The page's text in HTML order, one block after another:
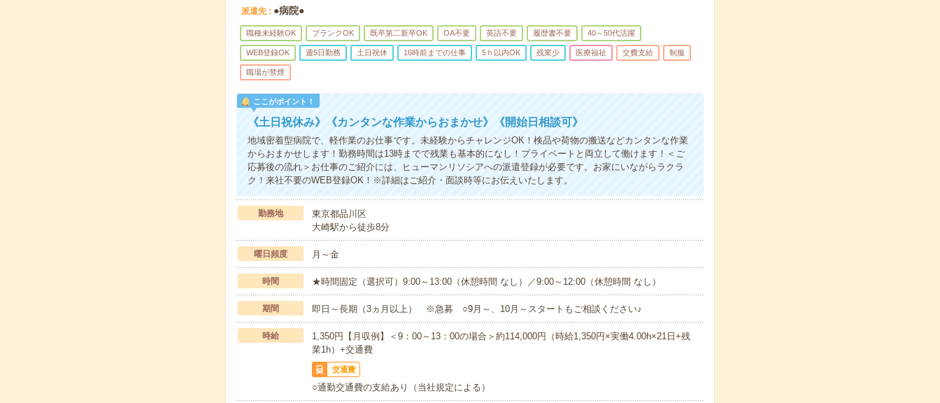
派遣先 ●病院●
職種未経験OK ブランクOK 既卒第二新卒OK OA不要 英語不要 履歴書不要 40～50代活躍
WEB登録OK 週5日勤務 土日祝休 16時前までの仕事 5ｈ以内OK 残業少 医療福祉 交費支給 制服
職場が禁煙
ここがポイント！
《土日祝休み》《カンタンな作業からおまかせ》《開始日相談可》
地域密着型病院で、軽作業のお仕事です。未経験からチャレンジOK！検品や荷物の搬送などカンタンな作業
からおまかせします！勤務時間は13時までで残業も基本的になし！プライベートと両立して働けます！＜ご
応募後の流れ＞お仕事のご紹介には、ヒューマンリソシアへの派遣登録が必要です。お家にいながらラクラ
ク！来社不要のWEB登録OK！※詳細はご紹介・面談時等にお伝えいたします。
勤務地
東京都品川区
大崎駅から徒歩8分
曜日頻度 月～金
時間 ★時間固定（選択可）9:00～13:00（休憩時間 なし）／9:00～12:00（休憩時間 なし）
期間 即日～長期（3ヵ月以上） ※急募 ○9月～、10月～スタートもご相談ください♪
時給
1,350円【月収例】＜9：00～13：00の場合＞約114,000円（時給1,350円×実働4.00h×21日+残
業1h）+交通費
交通費
○通勤交通費の支給あり（当社規定による）